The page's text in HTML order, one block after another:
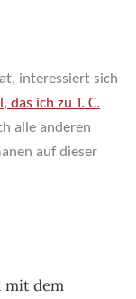
inte­res­siert sich
ich zu T. C.
alle anderen
auf dieser
mit dem